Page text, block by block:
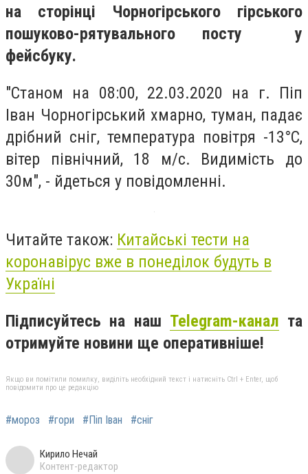
на сторінці Чорногірського гірського
пошуково-рятувального посту у
фейсбуку.
"Станом на 08:00, 22.03.2020 на г. Піп
Іван Чорногірський хмарно, туман, падає
дрібний сніг, температура повітря -13°С,
вітер північний, 18 м/с. Видимість до
30м", - йдеться у повідомленні.
Читайте також: Китайські тести на
коронавірус вже в понеділок будуть в
Україні
Підписуйтесь на наш Telegram-канал та
отримуйте новини ще оперативніше!
Якщо ви помітили помилку, виділіть необхідний текст і натисніть Ctrl + Enter, щоб
повідомити про це редакцію
#мороз #гори #Піп Іван #сніг
Кирило Нечай
Контент-редактор